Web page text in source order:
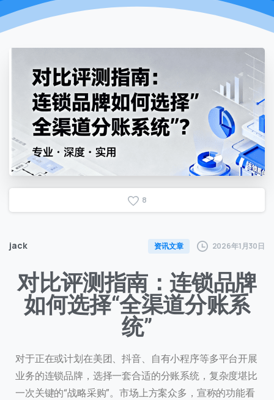
8
jack 资讯文章 2026年1月30日
对比评测指南：连锁品牌
如何选择“全渠道分账系
统”
对于正在或计划在美团、抖音、自有小程序等多平台开展
业务的连锁品牌，选择一套合适的分账系统，复杂度堪比
一次关键的“战略采购”。市场上方案众多，宣称的功能看